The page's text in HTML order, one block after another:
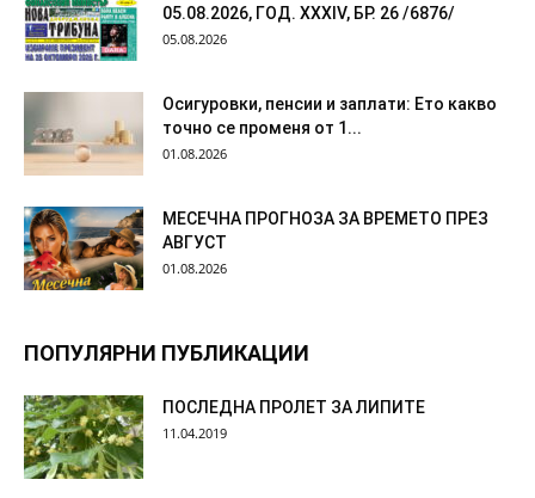
05.08.2026, ГОД. XXХIV, БР. 26 /6876/
05.08.2026
Осигуровки, пенсии и заплати: Ето какво
точно се променя от 1...
01.08.2026
МЕСЕЧНА ПРОГНОЗА ЗА ВРЕМЕТО ПРЕЗ
АВГУСТ
01.08.2026
ПОПУЛЯРНИ ПУБЛИКАЦИИ
ПОСЛЕДНА ПРОЛЕТ ЗА ЛИПИТЕ
11.04.2019